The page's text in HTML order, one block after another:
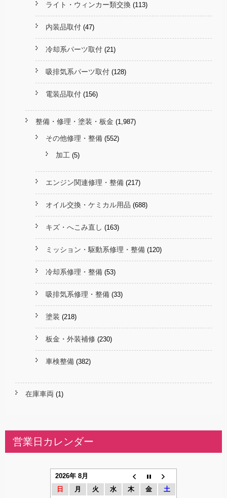
ライト・ウィンカー類交換 (113)
内装品取付 (47)
冷却系パーツ取付 (21)
吸排気系パーツ取付 (128)
電装品取付 (156)
整備・修理・塗装・板金 (1,987)
その他修理・整備 (552)
加工 (5)
エンジン関連修理・整備 (217)
オイル交換・ケミカル用品 (688)
キズ・へこみ直し (163)
ミッション・駆動系修理・整備 (120)
冷却系修理・整備 (53)
吸排気系修理・整備 (33)
塗装 (218)
板金・外装補修 (230)
車検整備 (382)
在庫車両 (1)
営業日カレンダー
2026年 8月
日
月 火 水 木 金
土